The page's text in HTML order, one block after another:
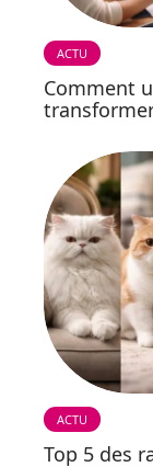
ACTU
Comment
ACTU
Top 5 des